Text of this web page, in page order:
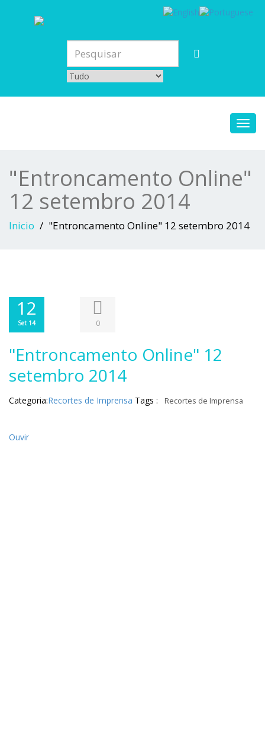
"Entroncamento Online"
12 setembro 2014
Inicio "Entroncamento Online" 12 setembro 2014
12
Set 14 0
"Entroncamento Online" 12
setembro 2014
Categoria:Recortes de Imprensa Tags : Recortes de Imprensa
Ouvir